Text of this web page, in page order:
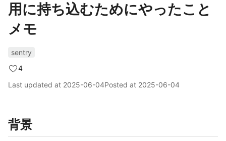
用に持ち込むためにやったこと
メモ
sentry
4
Last updated at 2025-06-04Posted at 2025-06-04
背景